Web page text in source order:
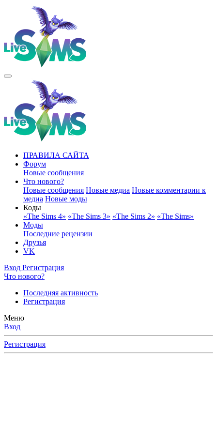
ПРАВИЛА САЙТА
Форум
Новые сообщения
Что нового?
Новые сообщения Новые медиа Новые комментарии к
медиа Новые моды
Коды
«The Sims 4» «The Sims 3» «The Sims 2» «The Sims»
Моды
Последние рецензии
Друзья
VK
Вход Регистрация
Что нового?
Последняя активность
Регистрация
Меню
Вход
Регистрация